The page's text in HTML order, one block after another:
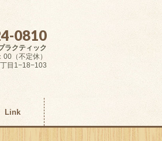
0810
ラクティック
（不定休）
目1−18−103
Link